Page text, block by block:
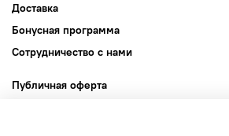
Доставка
Бонусная программа
Сотрудничество с нами
Публичная оферта